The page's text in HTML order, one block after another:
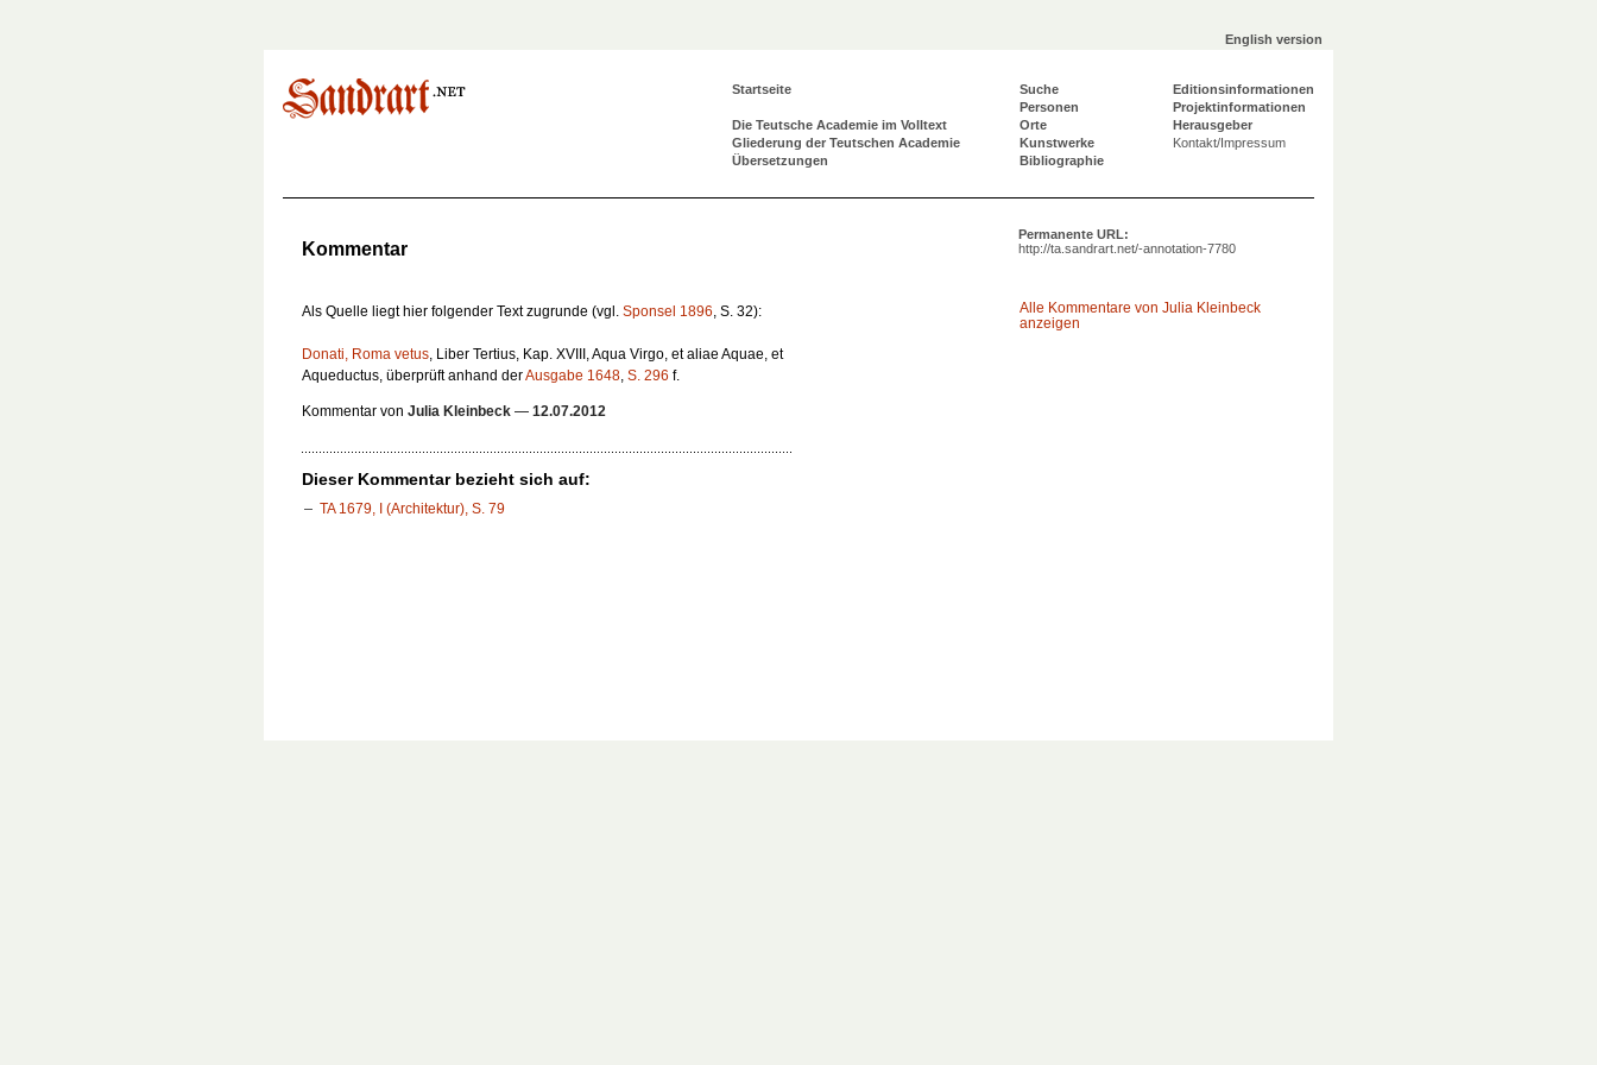
English version
Startseite
Die Teutsche Academie im Volltext
Gliederung der Teutschen Academie
Übersetzungen
Suche
Personen
Orte
Kunstwerke
Bibliographie
Editionsinformationen
Projektinformationen
Herausgeber
Kontakt/Impressum
Permanente URL:
http://ta.sandrart.net/-annotation-7780
Kommentar
Alle Kommentare von Julia Kleinbeck
anzeigen
Als Quelle liegt hier folgender Text zugrunde (vgl. Sponsel 1896, S. 32):
Donati, Roma vetus, Liber Tertius, Kap. XVIII,Aqua Virgo, et aliae Aquae, et
Aqueductus, überprüft anhand derAusgabe 1648, S. 296 f.
Kommentar von Julia Kleinbeck — 12.07.2012
Dieser Kommentar bezieht sich auf:
TA 1679, I (Architektur), S. 79